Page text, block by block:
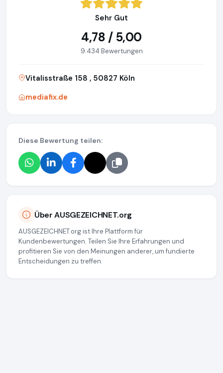
Sehr Gut
4,78 / 5,00
9.434 Bewertungen
Vitalisstraße 158 , 50827 Köln
mediafix.de
Diese Bewertung teilen:
Über AUSGEZEICHNET.org
AUSGEZEICHNET.org ist Ihre Plattform für
Kundenbewertungen. Teilen Sie Ihre Erfahrungen und
profitieren Sie von den Meinungen anderer, um fundierte
Entscheidungen zu treffen.